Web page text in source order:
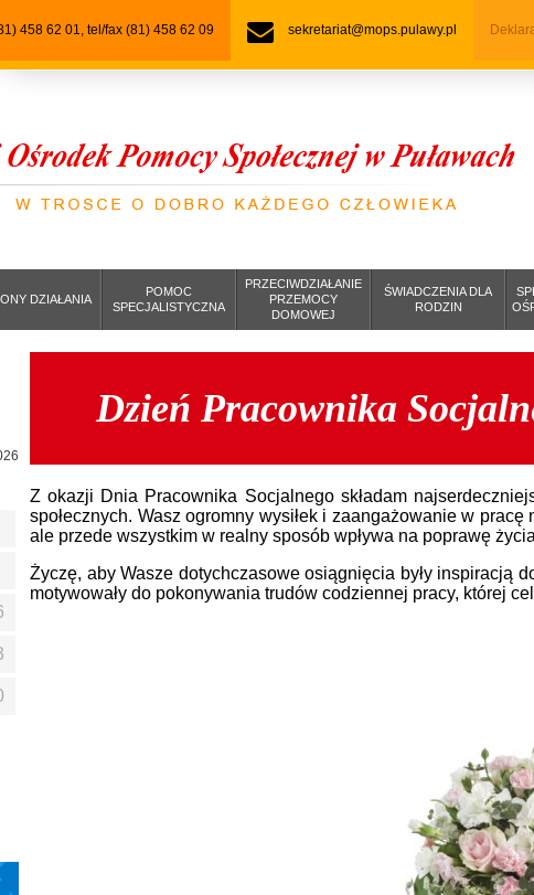
458 62 01, tel/fax (81) 458 62 09 sekretariat@mops.pulawy.pl
DZIAŁANIA
POMOC
SPECJALISTYCZNA
PRZECIWDZIAŁANIE
PRZEMOCY
DOMOWEJ
ŚWIADCZENIA DLA
RODZIN
Dzień Pracownika
Z okazji Dnia Pracownika Socjalnego składam
społecznych. Wasz ogromny wysiłek i zaangażowanie w
ale przede wszystkim w realny sposób wpływa na poprawę
Życzę, aby Wasze dotychczasowe osiągnięcia były inspiracją
motywowały do pokonywania trudów codziennej pracy, której